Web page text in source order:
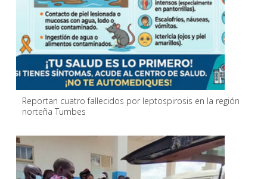
Reportan cuatro fallecidos por leptospirosis en la región
norteña Tumbes